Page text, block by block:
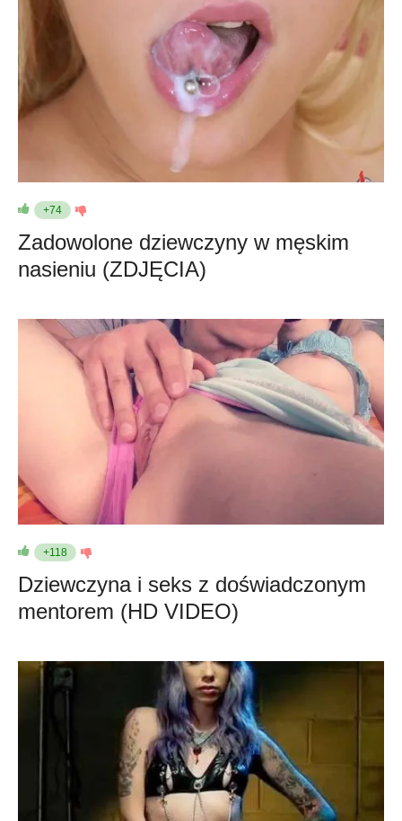
+74
Zadowolone dziewczyny w męskim
nasieniu (ZDJĘCIA)
+118
Dziewczyna i seks z doświadczonym
mentorem (HD VIDEO)